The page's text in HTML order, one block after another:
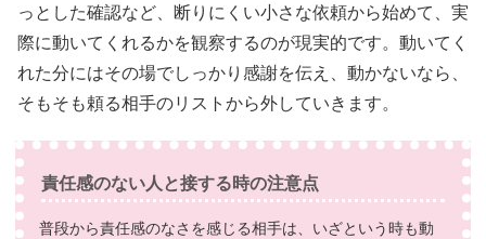
っとした確認など、断りにくい小さな依頼から始めて、実
際に動いてくれるかを観察するのが現実的です。動いてく
れた分にはその場でしっかり感謝を伝え、動かないなら、
そもそも頼る相手のリストから外していきます。
責任感のない人と接する時の注意点
普段から責任感のなさを感じる相手は、いざという時も動